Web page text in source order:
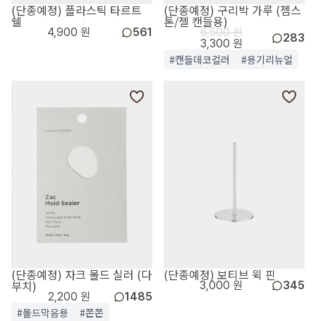
(단종예정) 플라스틱 타르트
쉘
4,900 원 561
(단종예정) 구리박 가루 (젬스
톤/젤 캔들용)
6,500 원
3,300 원
283
#캔들데코컬러 #용기리뉴얼
(단종예정) 자크 몰드 실러 (다
부치)
2,200 원 1485
#몰드막음용
#쫀쫀
(단종예정) 보티브 윅 핀
3,000 원 345